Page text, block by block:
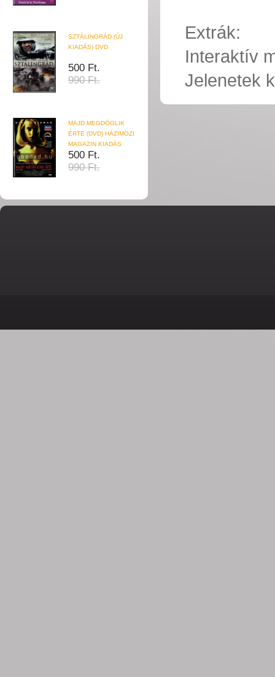
SZTÁLINGRÁD (ÚJ
KIADÁS) DVD
500 Ft.
990 Ft.
MAJD MEGDÖGLIK
ÉRTE (DVD) HÁZIMOZI
MAGAZIN KIADÁS
500 Ft.
990 Ft.
Extrák:
Interaktív
Jelenetek